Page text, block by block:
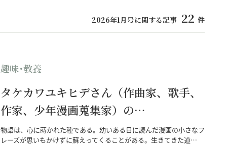
2026年1月号に関する記事 22 件
趣味･教養
タケカワユキヒデさん（作曲家、歌手、
作家、少年漫画蒐集家）の…
物語は、心に蒔かれた種である。幼いある日に読んだ漫画の小さなフ
レーズが思いもかけずに蘇えってくることがある。生きてきた道…